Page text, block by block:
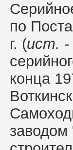
по
г. (ист. -
конца
заводом